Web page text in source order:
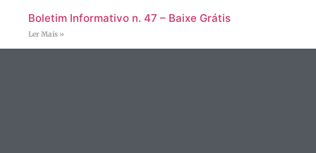
Boletim Informativo n. 47 – Baixe Grátis
Ler Mais »